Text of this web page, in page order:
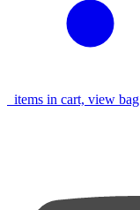
items in cart, view bag